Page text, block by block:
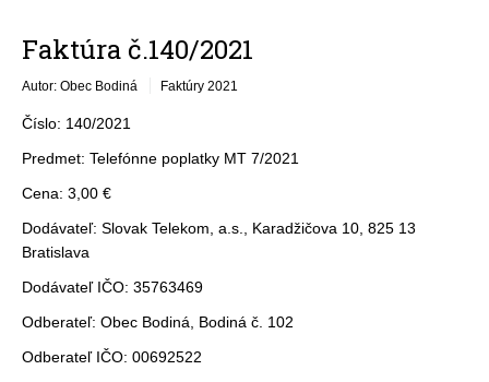
Faktúra č.140/2021
Autor: Obec Bodiná Faktúry 2021
Číslo: 140/2021
Predmet: Telefónne poplatky MT 7/2021
Cena: 3,00 €
Dodávateľ: Slovak Telekom, a.s., Karadžičova 10, 825 13
Bratislava
Dodávateľ IČO: 35763469
Odberateľ: Obec Bodiná, Bodiná č. 102
Odberateľ IČO: 00692522